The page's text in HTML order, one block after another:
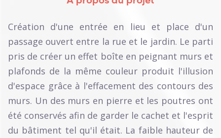
Création d'une entrée en lieu et place d'un
passage ouvert entre la rue et le jardin. Le parti
pris de créer un effet boîte en peignant murs et
plafonds de la même couleur produit l'illusion
d'espace grâce à l'effacement des contours des
murs. Un des murs en pierre et les poutres ont
été conservés afin de garder le cachet et l'esprit
du bâtiment tel qu'il était. La faible hauteur de